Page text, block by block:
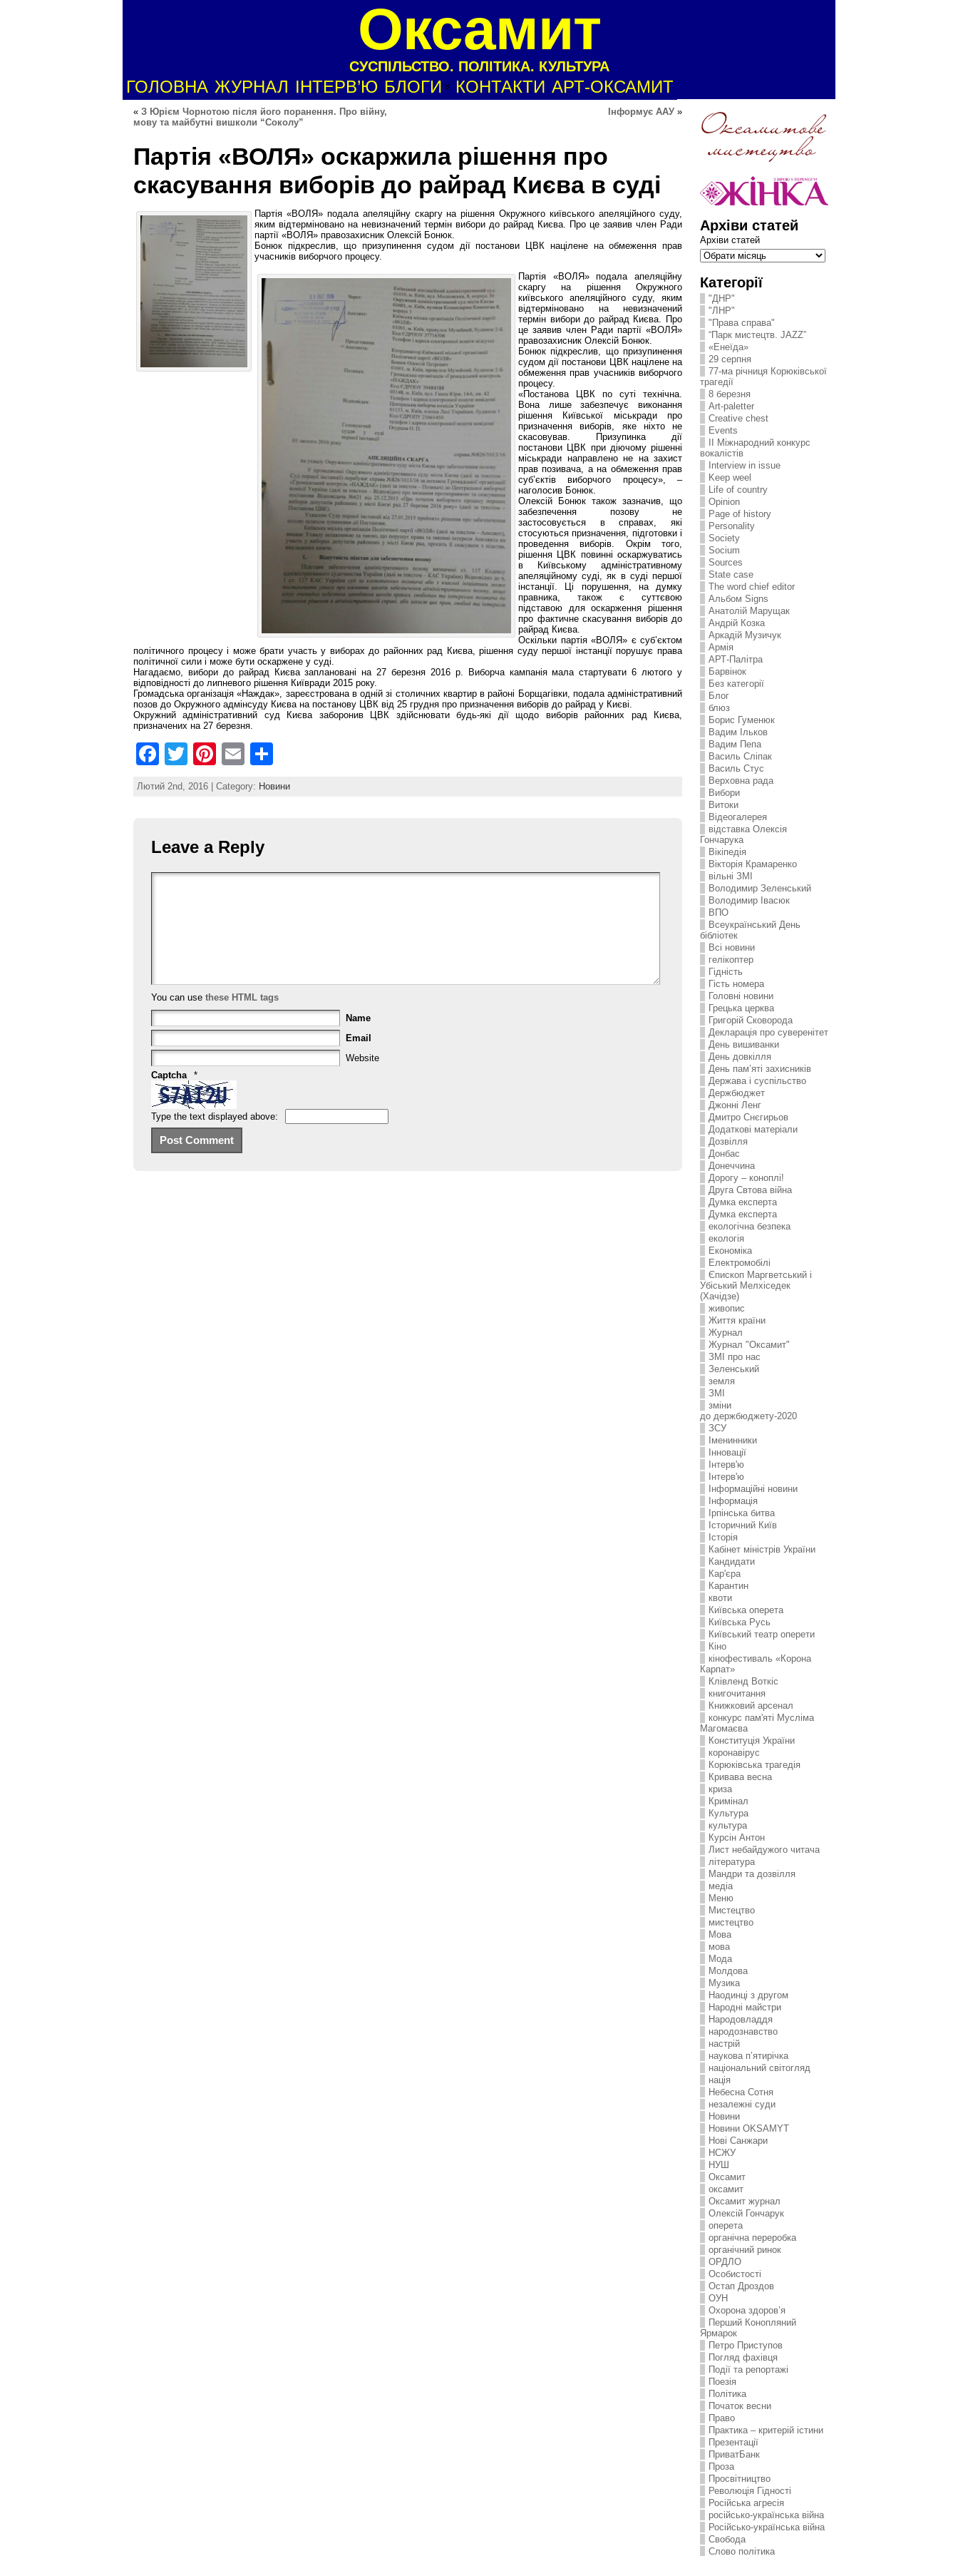
Оксамит
СУСПІЛЬСТВО. ПОЛІТИКА. КУЛЬТУРА
ГОЛОВНА ЖУРНАЛ ІНТЕРВ’Ю БЛОГИ КОНТАКТИ АРТ-ОКСАМИТ
« З Юрієм Чорнотою після його поранення. Про війну,
мову та майбутні вишколи “Соколу”
Інформує ААУ »
Партія «ВОЛЯ» оскаржила рішення про
скасування виборів до райрад Києва в суді
Партія «ВОЛЯ» подала апеляційну скаргу на рішення Окружного київського апеляційного суду,
яким відтерміновано на невизначений термін вибори до райрад Києва. Про це заявив член Ради
партії «ВОЛЯ» правозахисник Олексій Бонюк.
Бонюк підкреслив, що призупинення судом дії постанови ЦВК націлене на обмеження прав
учасників виборчого процесу.
Партія «ВОЛЯ» подала апеляційну
скаргу на рішення Окружного
київського апеляційного суду, яким
відтерміновано на невизначений
термін вибори до райрад Києва. Про
це заявив член Ради партії «ВОЛЯ»
правозахисник Олексій Бонюк.
Бонюк підкреслив, що призупинення
судом дії постанови ЦВК націлене на
обмеження прав учасників виборчого
процесу.
«Постанова ЦВК по суті технічна.
Вона лише забезпечує виконання
рішення Київської міськради про
призначення виборів, яке ніхто не
скасовував. Призупинка дії
постанови ЦВК при діючому рішенні
міськради направлено не на захист
прав позивача, а на обмеження прав
суб’єктів виборчого процесу», –
наголосив Бонюк.
Олексій Бонюк також зазначив, що
забезпечення позову не
застосовується в справах, які
стосуються призначення, підготовки і
проведення виборів. Окрім того,
рішення ЦВК повинні оскаржуватись
в Київському адміністративному
апеляційному суді, як в суді першої
інстанції. Ці порушення, на думку
правника, також є суттєвою
підставою для оскарження рішення
про фактичне скасування виборів до
райрад Києва.
Оскільки партія «ВОЛЯ» є суб’єктом
політичного процесу і може брати участь у виборах до районних рад Києва, рішення суду першої інстанції порушує права
політичної сили і може бути оскаржене у суді.
Нагадаємо, вибори до райрад Києва заплановані на 27 березня 2016 р. Виборча кампанія мала стартувати 6 лютого у
відповідності до липневого рішення Київради 2015 року.
Громадська організація «Наждак», зареєстрована в одній зі столичних квартир в районі Борщагівки, подала адміністративний
позов до Окружного адмінсуду Києва на постанову ЦВК від 25 грудня про призначення виборів до райрад у Києві.
Окружний адміністративний суд Києва заборонив ЦВК здійснювати будь-які дії щодо виборів районних рад Києва,
призначених на 27 березня.
F
a
b
o
T
w
Pi
nt
er
st
E
m
ai
Лютий 2nd, 2016 | Category: Новини
Leave a Reply
You can use these HTML tags
Name
Email
Website
Captcha
*
Type the text displayed above:
Архіви статей
Архіви статей
Категорії
"ДНР"
"ЛНР"
"Права справа"
“Парк мистецтв. JAZZ”
«Енеїда»
29 серпня
77-ма річниця Корюківської
трагедії
8 березня
Art-paletter
Creative chest
Events
II Міжнародний конкурс
вокалістів
Interview in issue
Keep weel
Life of country
Opinion
Page of history
Personality
Society
Socium
Sources
State case
The word chief editor
Альбом Signs
Анатолій Марущак
Андрій Козка
Аркадій Музичук
Армія
АРТ-Палітра
Барвінок
Без категорії
Блог
блюз
Борис Гуменюк
Вадим Ільков
Вадим Пепа
Василь Сліпак
Василь Стус
Верховна рада
Вибори
Витоки
Відеогалерея
відставка Олексія
Гончарука
Вікіпедія
Вікторія Крамаренко
вільні ЗМІ
Володимир Зеленський
Володимир Івасюк
ВПО
Всеукраїнський День
бібліотек
Всі новини
гелікоптер
Гідність
Гість номера
Головні новини
Грецька церква
Григорій Сковорода
Декларація про суверенітет
День вишиванки
День довкілля
День пам’яті захисників
Держава і суспільство
Держбюджет
Джонні Ленг
Дмитро Снєгирьов
Додаткові матеріали
Дозвілля
Донбас
Донеччина
Дорогу – коноплі!
Друга Свтова війна
Думка експерта
Думка експерта
екологічна безпека
екологія
Економіка
Електромобілі
Єпископ Маргветський і
Убіський Мелхіседек
(Хачідзе)
живопис
Життя країни
Журнал
Журнал "Оксамит"
ЗMI про нас
Зеленський
земля
ЗМІ
зміни
до держбюджету-2020
ЗСУ
Іменинники
Інновації
Інтерв'ю
Інтерв'ю
Інформаційні новини
Інформація
Ірпінська битва
Історичний Київ
Історія
Кабінет міністрів України
Кандидати
Кар'єра
Карантин
квоти
Київська оперета
Київська Русь
Київський театр оперети
Кіно
кінофестиваль «Корона
Карпат»
Клівленд Воткіс
книгочитання
Книжковий арсенал
конкурс пам'яті Мусліма
Магомаєва
Конституція України
коронавірус
Корюківська трагедія
Кривава весна
криза
Кримінал
Культура
культура
Курсін Антон
Лист небайдужого читача
література
Мандри та дозвілля
медіа
Меню
Мистецтво
мистецтво
Мова
мова
Мода
Молдова
Музика
Наодинці з другом
Народні майстри
Народовладдя
народознавство
настрій
наукова п’ятирічка
національний світогляд
нація
Небесна Сотня
незалежні суди
Новини
Новини OKSAMYT
Нові Санжари
НСЖУ
НУШ
Оксамит
оксамит
Оксамит журнал
Олексій Гончарук
оперета
органічна переробка
органічний ринок
ОРДЛО
Особистості
Остап Дроздов
ОУН
Охорона здоров’я
Перший Конопляний
Ярмарок
Петро Приступов
Погляд фахівця
Події та репортажі
Поезія
Політика
Початок весни
Право
Практика – критерій істини
Презентації
ПриватБанк
Проза
Просвітництво
Революція Гідності
Російська агресія
російсько-українська війна
Російсько-українська війна
Свобода
Слово політика